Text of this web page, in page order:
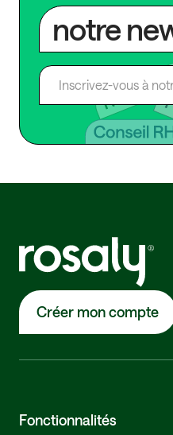
notre
Créer mon compte
Fonctionnalités